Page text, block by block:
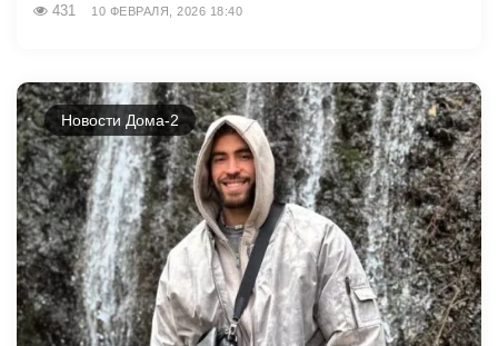
431 10 ФЕВРАЛЯ, 2026 18:40
Новости Дома-2